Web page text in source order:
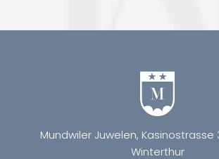
Mundwiler Juwelen, Kasinostrasse
Winterthur